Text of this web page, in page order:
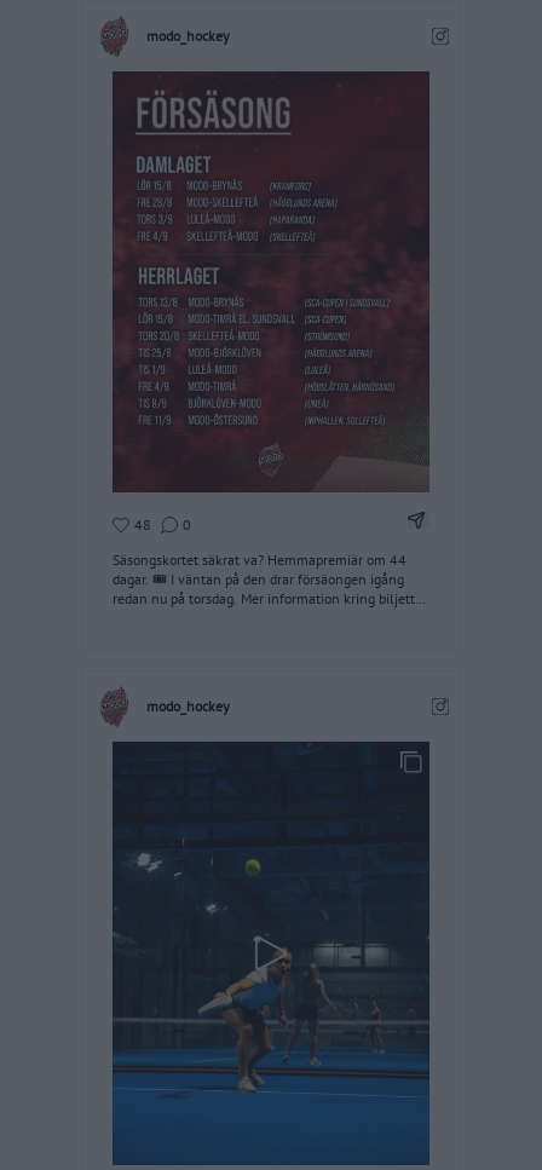
modo_hockey
48 0 Dela
Säsongskortet säkrat va? Hemmapremiär om 44
dagar. 🎟️ I väntan på den drar försäongen igång
redan nu på torsdag. Mer information kring biljetter
modo_hockey